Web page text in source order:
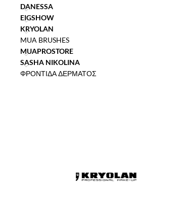
DANESSA
EIGSHOW
KRYOLAN
MUA BRUSHES
MUAPROSTORE
SASHA NIKOLINA
ΦΡΟΝΤΙΔΑ ΔΕΡΜΑΤΟΣ